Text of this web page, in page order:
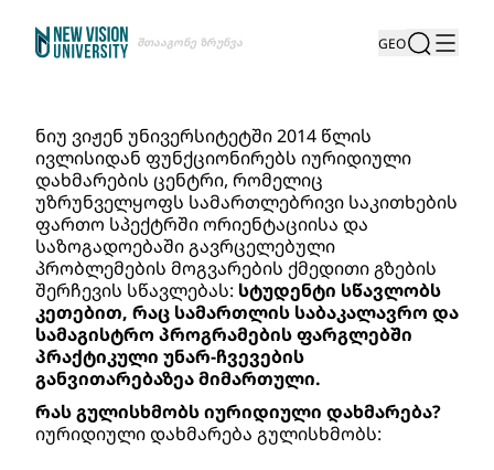
Შთააგონე Ზრუნვა GEO
ნიუ ვიჟენ უნივერსიტეტში 2014 წლის
ივლისიდან ფუნქციონირებს იურიდიული
დახმარების ცენტრი, რომელიც
უზრუნველყოფს სამართლებრივი საკითხების
ფართო სპექტრში ორიენტაციისა და
საზოგადოებაში გავრცელებული
პრობლემების მოგვარების ქმედითი გზების
შერჩევის სწავლებას: სტუდენტი სწავლობს
კეთებით, რაც სამართლის საბაკალავრო და
სამაგისტრო პროგრამების ფარგლებში
პრაქტიკული უნარ-ჩვევების
განვითარებაზეა მიმართული.
რას გულისხმობს იურიდიული დახმარება?
იურიდიული დახმარება გულისხმობს: